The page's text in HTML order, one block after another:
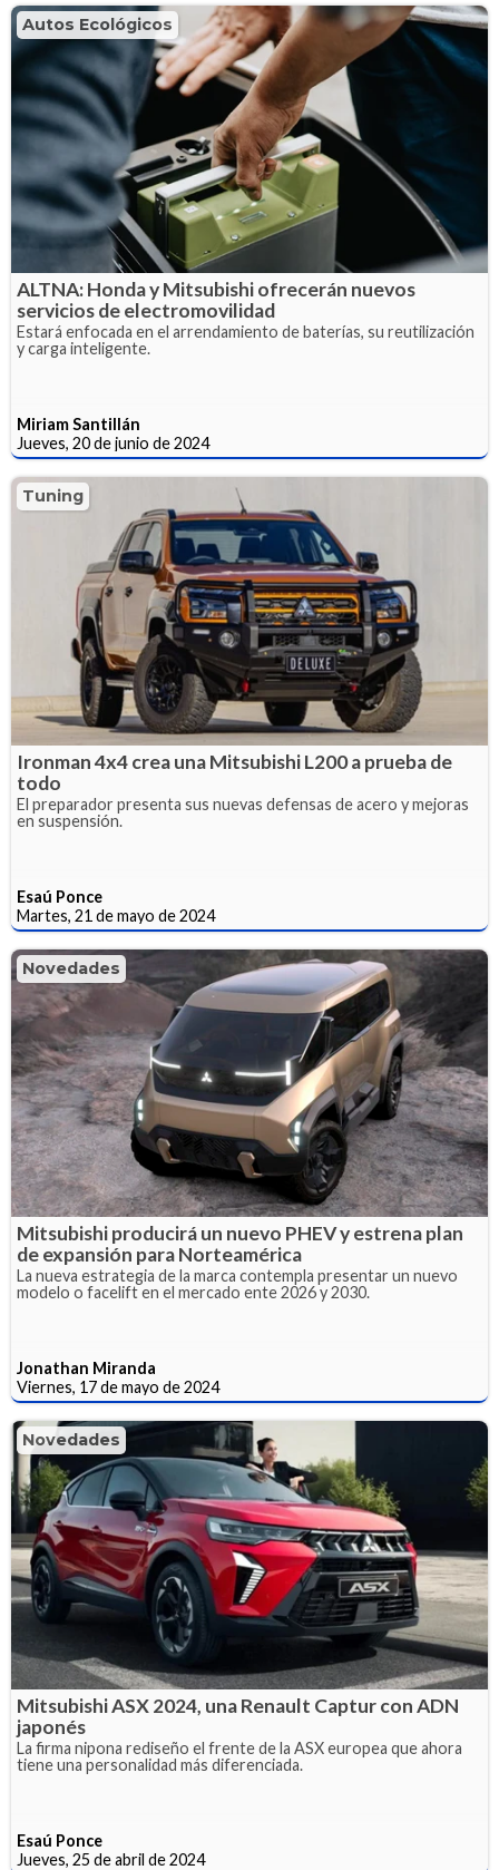
Autos Ecológicos
ALTNA: Honda y Mitsubishi ofrecerán nuevos
servicios de electromovilidad
Estará enfocada en el arrendamiento de baterías, su reutilización
y carga inteligente.
Miriam Santillán
Jueves, 20 de junio de 2024
Tuning
Ironman 4x4 crea una Mitsubishi L200 a prueba de
todo
El preparador presenta sus nuevas defensas de acero y mejoras
en suspensión.
Esaú Ponce
Martes, 21 de mayo de 2024
Novedades
Mitsubishi producirá un nuevo PHEV y estrena plan
de expansión para Norteamérica
La nueva estrategia de la marca contempla presentar un nuevo
modelo o facelift en el mercado ente 2026 y 2030.
Jonathan Miranda
Viernes, 17 de mayo de 2024
Novedades
Mitsubishi ASX 2024, una Renault Captur con ADN
japonés
La firma nipona rediseño el frente de la ASX europea que ahora
tiene una personalidad más diferenciada.
Esaú Ponce
Jueves, 25 de abril de 2024